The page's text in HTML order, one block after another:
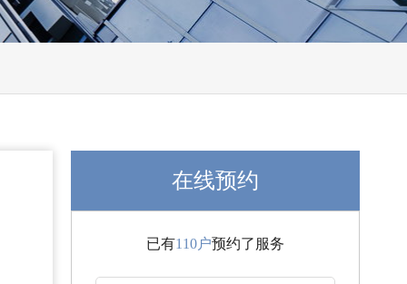
在线预约
已有110户预约了服务